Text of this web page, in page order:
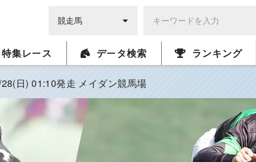
特集レース データ検索 ランキング
日) 01:10発走 メイダン競馬場